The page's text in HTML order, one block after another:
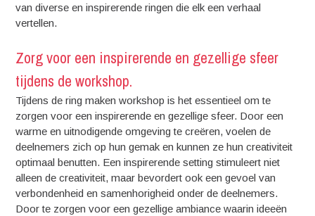
van diverse en inspirerende ringen die elk een verhaal
vertellen.
Zorg voor een inspirerende en gezellige sfeer
tijdens de workshop.
Tijdens de ring maken workshop is het essentieel om te
zorgen voor een inspirerende en gezellige sfeer. Door een
warme en uitnodigende omgeving te creëren, voelen de
deelnemers zich op hun gemak en kunnen ze hun creativiteit
optimaal benutten. Een inspirerende setting stimuleert niet
alleen de creativiteit, maar bevordert ook een gevoel van
verbondenheid en samenhorigheid onder de deelnemers.
Door te zorgen voor een gezellige ambiance waarin ideeën